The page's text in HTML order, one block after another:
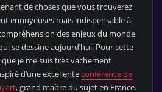
de choses que vous trouverez
ennuyeuses mais indispensable à
des enjeux du monde
se dessine aujourd’hui. Pour cette
je me suis très vachement
d’une excellenteconférence de
, grand maître du sujet en France.